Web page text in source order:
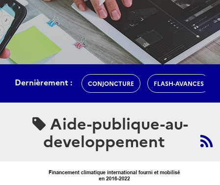
Dernièrement : CONJONCTURE FLASH-AVANCES
Aide-publique-au-
developpement